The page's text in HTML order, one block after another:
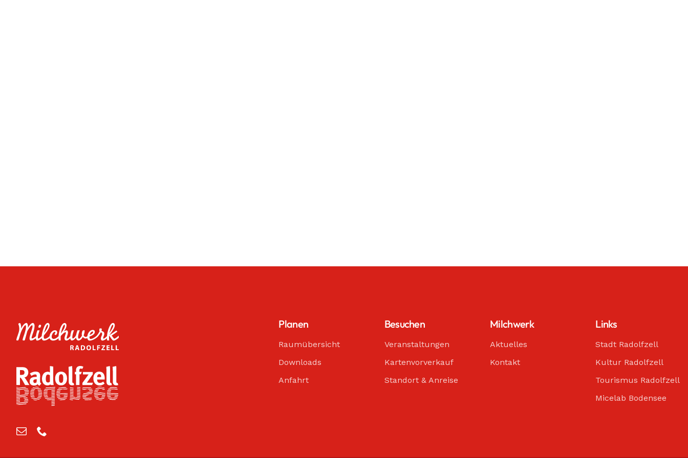
Planen
Raumübersicht
Downloads
Anfahrt
Besuchen
Veranstaltungen
Kartenvorverkauf
Standort & Anreise
Milchwerk
Aktuelles
Kontakt
Links
Stadt Radolfzell
Kultur Radolfzell
Tourismus Radolfzell
Micelab Bodensee